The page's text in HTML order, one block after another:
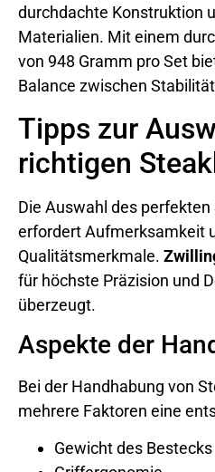
durchdachte Konstruktion
Materialien. Mit einem
von 948 Gramm pro Set
Balance zwischen
Tipps zur
richtigen
Die Auswahl des
erfordert Aufmerksamkeit
Qualitätsmerkmale.
für höchste Präzision und
überzeugt.
Aspekte der
Bei der Handhabung von
mehrere Faktoren eine
Gewicht des Bestecks